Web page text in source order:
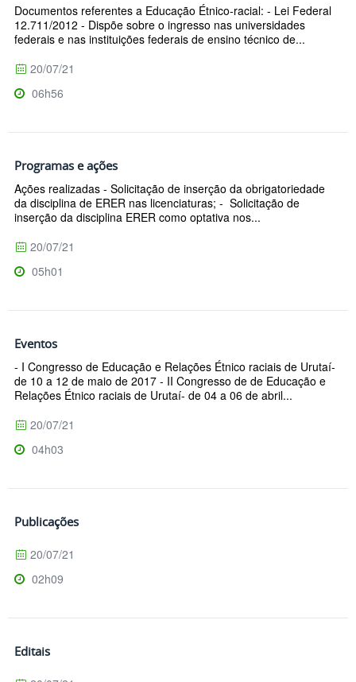
Documentos referentes a Educação Étnico-racial: - Lei Federal
12.711/2012 - Dispõe sobre o ingresso nas universidades
federais e nas instituições federais de ensino técnico de...
20/07/21
06h56
Programas e ações
Ações realizadas - Solicitação de inserção da obrigatoriedade
da disciplina de ERER nas licenciaturas; - Solicitação de
inserção da disciplina ERER como optativa nos...
20/07/21
05h01
Eventos
- I Congresso de Educação e Relações Étnico raciais de Urutaí-
de 10 a 12 de maio de 2017 - II Congresso de de Educação e
Relações Étnico raciais de Urutaí- de 04 a 06 de abril...
20/07/21
04h03
Publicações
20/07/21
02h09
Editais